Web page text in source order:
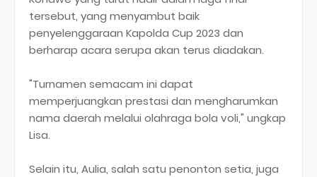
tersebut, yang menyambut baik
penyelenggaraan Kapolda Cup 2023 dan
berharap acara serupa akan terus diadakan.
"Turnamen semacam ini dapat
memperjuangkan prestasi dan mengharumkan
nama daerah melalui olahraga bola voli," ungkap
Lisa.
Selain itu, Aulia, salah satu penonton setia, juga